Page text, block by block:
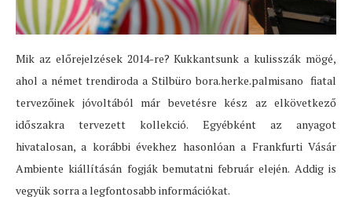
Mik az előrejelzések 2014-re? Kukkantsunk a kulisszák mögé,
ahol a német trendiroda a Stilbüro bora.herke.palmisano fiatal
tervezőinek jóvoltából már bevetésre kész az elkövetkező
időszakra tervezett kollekció. Egyébként az anyagot
hivatalosan, a korábbi évekhez hasonlóan a Frankfurti Vásár
Ambiente kiállításán fogják bemutatni február elején. Addig is
vegyük sorra a legfontosabb információkat.